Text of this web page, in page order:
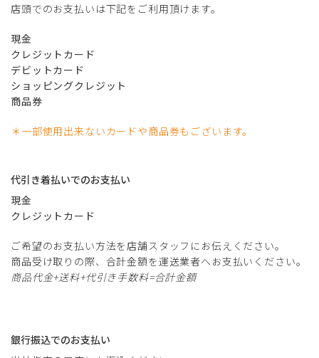
店頭でのお支払いは下記をご利用頂けます。
現金
クレジットカード
デビットカード
ショッピングクレジット
商品券
＊一部使用出来ないカードや商品券もございます。
代引き着払いでのお支払い
現金
クレジットカード
ご希望のお支払い方法を店舗スタッフにお伝えください。
商品受け取りの際、合計金額を運送業者へお支払いください。
商品代金+送料+代引き手数料=合計金額
銀行振込でのお支払い